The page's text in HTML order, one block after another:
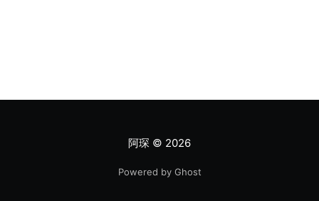
说明
阿琛 © 2026
Powered by Ghost